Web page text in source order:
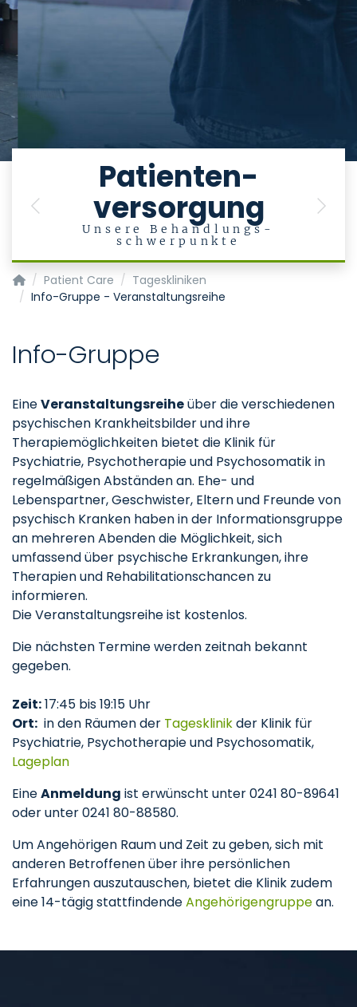
Patienten-
versorgung
Unsere Behandlungs-
schwerpunkte
Previous Next
Department of Psychiatry, Psychotherapy and
Patient Care
Tageskliniken
Info-Gruppe - Veranstaltungsreihe
Info-Gruppe
EineVeranstaltungsreiheüber die verschiedenen
psychischen Krankheitsbilder und ihre
Therapiemöglichkeiten bietet die Klinik für
Psychiatrie, Psychotherapie und Psychosomatik in
regelmäßigen Abständen an. Ehe- und
Lebenspartner, Geschwister, Eltern und Freunde von
psychisch Kranken haben in der Informationsgruppe
an mehreren Abenden die Möglichkeit, sich
umfassend über psychische Erkrankungen, ihre
Therapien und Rehabilitationschancen zu
informieren.
Die Veranstaltungsreihe ist kostenlos.
Die nächsten Termine werden zeitnah bekannt
gegeben.
Zeit:17:45 bis 19:15 Uhr
Ort: in den Räumen der Tagesklinikder Klinik für
Psychiatrie, Psychotherapie und Psychosomatik,
Lageplan
EineAnmeldung ist erwünscht unter 0241 80-89641
oder unter 0241 80-88580.
Um Angehörigen Raum und Zeit zu geben, sich mit
anderen Betroffenen über ihre persönlichen
Erfahrungen auszutauschen, bietet die Klinik zudem
eine 14-tägig stattfindendeAngehörigengruppean.